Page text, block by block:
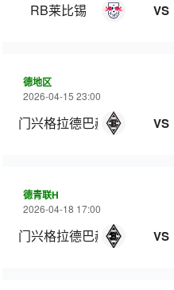
RB莱比锡 VS
德地区
2026-04-15 23:00
门兴格拉德巴赫二队 VS
德青联H
2026-04-18 17:00
门兴格拉德巴赫U19 VS